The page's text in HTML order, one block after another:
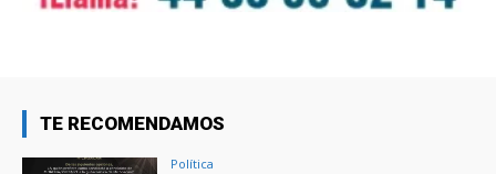
TE RECOMENDAMOS
Política